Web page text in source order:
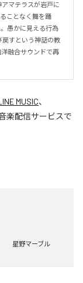
アマテラスが岩戸に
ことなく舞を踊
愚かに見える行為
戻すという神話の教
融合サウンドで再
MUSIC、
楽配信サービスで
星野マーブル